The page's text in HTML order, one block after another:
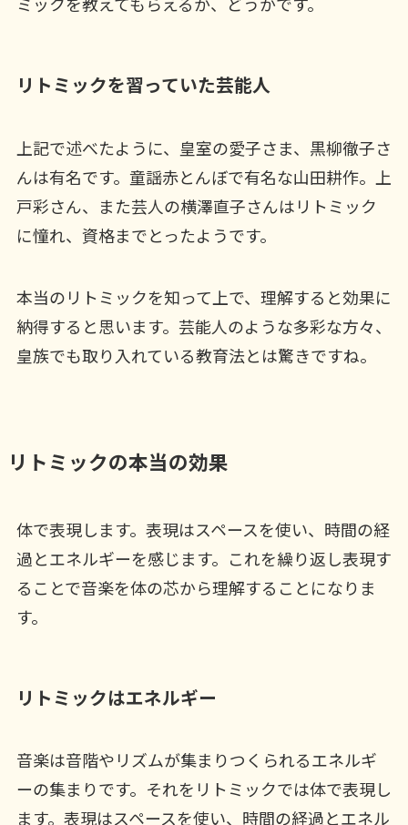
リトミックを習っていた芸能人
上記で述べたように、皇室の愛子さま、黒柳徹子さ
んは有名です。童謡赤とんぼで有名な山田耕作。上
戸彩さん、また芸人の横澤直子さんはリトミック
に憧れ、資格までとったようです。
本当のリトミックを知って上で、理解すると効果に
納得すると思います。芸能人のような多彩な方々、
皇族でも取り入れている教育法とは驚きですね。
リトミックの本当の効果
体で表現します。表現はスペースを使い、時間の経
過とエネルギーを感じます。これを繰り返し表現す
ることで音楽を体の芯から理解することになりま
す。
リトミックはエネルギー
音楽は音階やリズムが集まりつくられるエネルギ
ーの集まりです。それをリトミックでは体で表現し
ます。表現はスペースを使い、時間の経過とエネル